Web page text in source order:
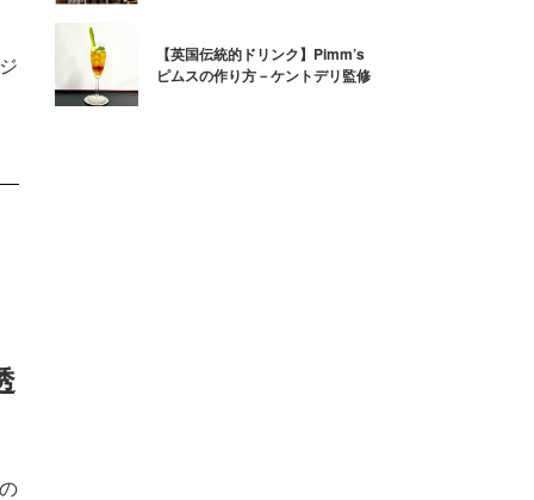
【英国伝統的ドリンク】Pimm’s
ピムスの作り方－ケントデリ監修